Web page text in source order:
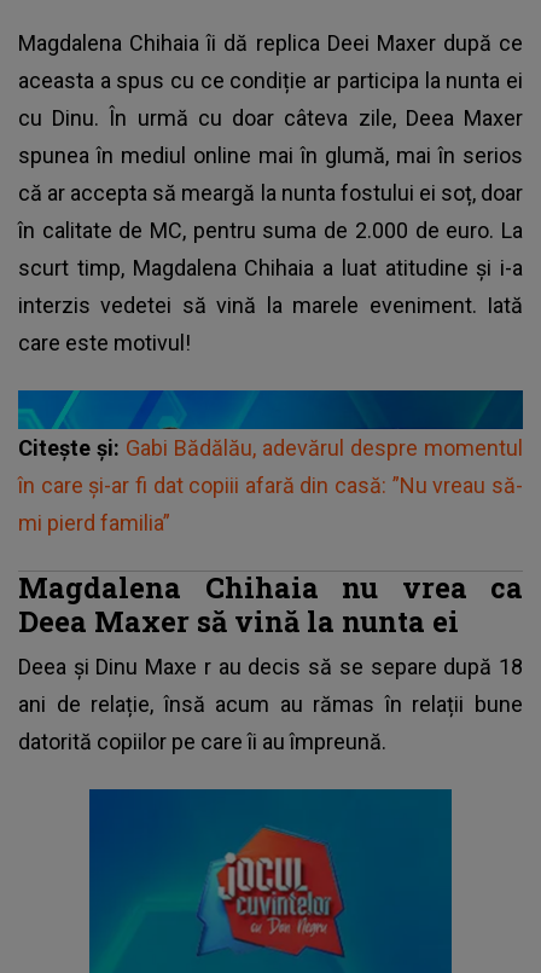
Magdalena Chihaia îi dă replica Deei Maxer după ce
aceasta a spus cu ce condiție ar participa la nunta ei
cu Dinu. În urmă cu doar câteva zile, Deea Maxer
spunea în mediul online mai în glumă, mai în serios
că ar accepta să meargă la nunta fostului ei soț, doar
în calitate de MC, pentru suma de 2.000 de euro. La
scurt timp, Magdalena Chihaia a luat atitudine și i-a
interzis vedetei să vină la marele eveniment. Iată
care este motivul!
Citește și: Gabi Bădălău, adevărul despre momentul
în care și-ar fi dat copiii afară din casă: ”Nu vreau să-
mi pierd familia”
Magdalena Chihaia nu vrea ca
Deea Maxer să vină la nunta ei
Deea și Dinu Maxe r au decis să se separe după 18
ani de relație, însă acum au rămas în relații bune
datorită copiilor pe care îi au împreună.